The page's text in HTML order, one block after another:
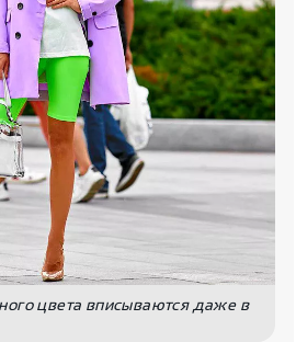
цвета вписываются даже в